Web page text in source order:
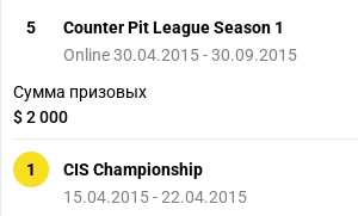
5
Counter Pit League Season 1
Online 30.04.2015 - 30.09.2015
Сумма призовых
$ 2 000
1
CIS Championship
15.04.2015 - 22.04.2015